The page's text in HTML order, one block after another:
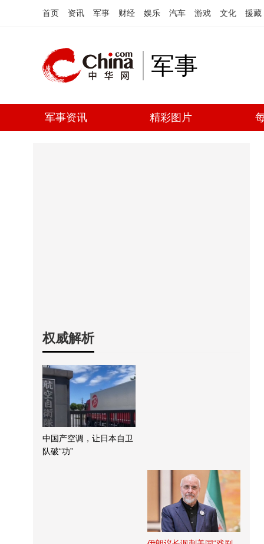
首页 资讯 军事 财经 娱乐 汽车 游戏 文化 援藏
军事
军事资讯 精彩图片
权威解析
中国产空调，让日本自卫
队破“功”